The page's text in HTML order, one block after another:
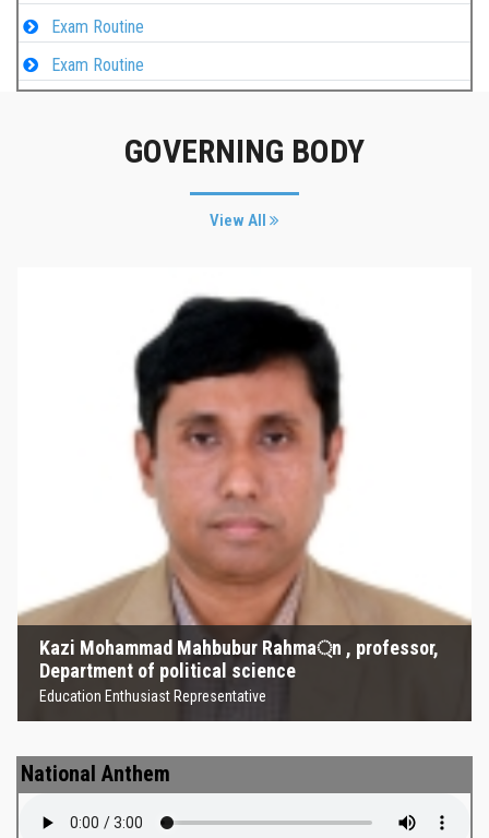
Exam Routine
Exam Routine
GOVERNING BODY
View All
Kazi Mohammad Mahbubur Rahma্‌n , professor,
Department of political science
Education Enthusiast Representative
Kazi Mohammad Mahbubur
Rahma্‌n , professor, Department
of political science
Education Enthusiast Representative
National Anthem